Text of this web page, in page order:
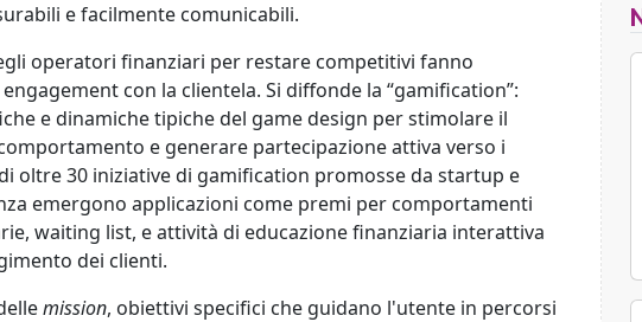
e facilmente comunicabili.
operatori finanziari per restare competitivi fanno
con la clientela. Si diffonde la “gamification”:
e dinamiche tipiche del game design per stimolare il
e generare partecipazione attiva verso i
oltre 30 iniziative di gamification promosse da startup e
emergono applicazioni come premi per comportamenti
waiting list, e attività di educazione finanziaria interattiva
dei clienti.
mission, obiettivi specifici che guidano l'utente in percorsi